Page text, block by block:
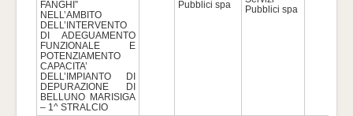
FANGHI”
NELL’AMBITO
DELL’INTERVENTO
DI ADEGUAMENTO
FUNZIONALE E
POTENZIAMENTO
CAPACITA’
DELL’IMPIANTO DI
DEPURAZIONE DI
BELLUNO MARISIGA
– 1^ STRALCIO
Pubblici spa
Pubblici spa